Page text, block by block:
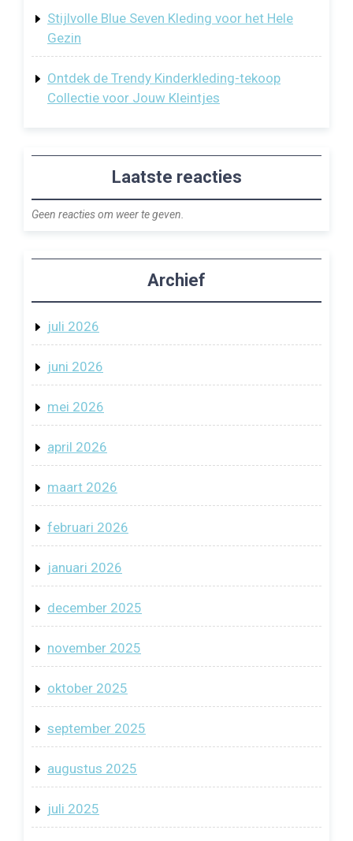
Stijlvolle Blue Seven Kleding voor het Hele
Gezin
Ontdek de Trendy Kinderkleding-tekoop
Collectie voor Jouw Kleintjes
Laatste reacties
Geen reacties om weer te geven.
Archief
juli 2026
juni 2026
mei 2026
april 2026
maart 2026
februari 2026
januari 2026
december 2025
november 2025
oktober 2025
september 2025
augustus 2025
juli 2025